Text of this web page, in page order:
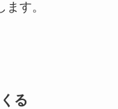
す。
る